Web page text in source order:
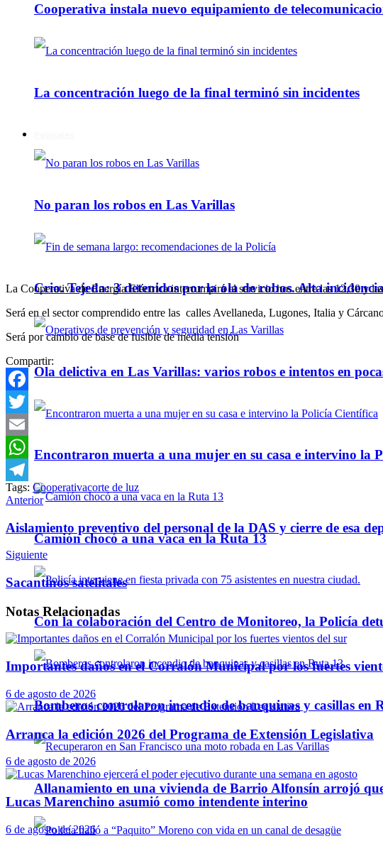
Cooperativa instala nuevo equipamiento de
La concentración luego de la final terminó sin incidentes
No paran los robos en Las Varillas
Crio. Tejeda: 3 detenidos por la ola de robos. Alta
Ola delictiva en Las Varillas: varios robos e intentos en
Encontraron muerta a una mujer en su casa e intervino la
Camión chocó a una vaca en la Ruta 13
Con la colaboración del Centro de Monitoreo, la Policía
Bomberos controlaron incendio de banquinas y casillas en
Allanamiento en una vivienda de Barrio Alfonsín arrojó
La Cooperativa de Energía Eléctrica interrumpirá el servicio hos entre las 12,30 y
Será en el sector comprendido entre las calles Avellaneda, Lugones, Italia y
Será por cambio de base de fusible de media tensión
Compartir:
Facebook
Twitter
Email
WhatsApp
Telegram
Tags: Cooperativacorte de luz
Anterior
Aislamiento preventivo del personal de la DAS y cierre de esa
Siguiente
Sacantinos satelitales
Notas Relacionadas
Importantes daños en el Corralón Municipal por los fuertes
6 de agosto de 2026
Arranca la edición 2026 del Programa de Extensión Legislativa
6 de agosto de 2026
Lucas Marenchino asumió como intendente interino
6 de agosto de 2026